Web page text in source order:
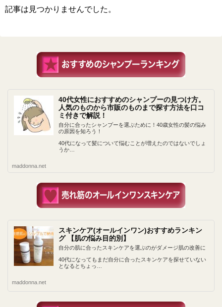
記事は見つかりませんでした。
40代女性におすすめのシャンプーの見つけ方。
人気のものから市販のものまで探す方法を口コ
ミ付きで解説！
自分に合ったシャンプーを選ぶために！40歳女性の髪の悩み
の原因を知ろう！
40代になって髪について悩むことが増えたのではないでしょ
うか…
maddonna.net
スキンケア(オールインワン)おすすめランキン
グ 【肌の悩み目的別】
自分の肌に合ったスキンケアを選ぶのがダメージ肌の改善に
40代になってもまだ自分に合ったスキンケアを探せていない
となるとちょっ…
maddonna.net